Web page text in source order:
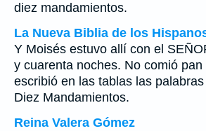
diez mandamientos.
La Nueva Biblia de los
Y Moisés estuvo allí con el
y cuarenta noches. No comió
escribió en las tablas las
Diez Mandamientos.
Reina Valera Gómez